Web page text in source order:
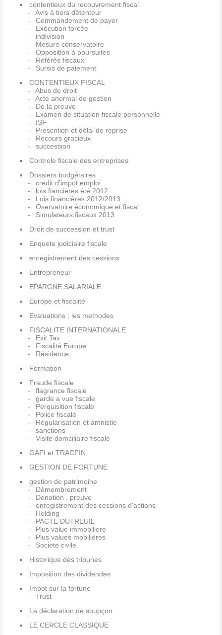
contentieux du recouvrement fiscal
Avis à tiers détenteur
Commandement de payer
Exécution forcée
indivision
Mesure conservatoire
Opposition à poursuites
Référés fiscaux
Sursis de paiement
CONTENTIEUX FISCAL
Abus de droit
Acte anormal de gestion
De la preuve
Examen de situation fiscale personnelle
ISF
Prescrition et délai de reprise
Recours gracieux
succession
Controle fiscale des entreprises
Dossiers budgétaires
credit d'impot emploi
lois fiancières été 2012
Lois financières 2012/2013
Oservatoire économique et fiscal
Simulateurs fiscaux 2013
Droit de succession et trust
Enquete judiciaire fiscale
enregistrement des cessions
Entrepreneur
EPARGNE SALARIALE
Europe et fiscalité
Evaluations ; les methodes
FISCALITE INTERNATIONALE
Exit Tax
Fiscalité Europe
Résidence
Formation
Fraude fiscale
flagrance fiscale
garde a vue fiscale
Perquisition fiscale
Police fiscale
Régularisation et amnistie
sanctions
Visite domciliaire fiscale
GAFI et TRACFIN
GESTION DE FORTUNE
gestion de patrimoine
Démembrement
Donation , preuve
enregistrement des cessions d'actions
Holding
PACTE DUTREUIL
Plus value immobiliere
Plus values mobilières
Societe civile
Historique des tribunes
Imposition des dividendes
Impot sur la fortune
Trust
La déclaration de soupçon
LE CERCLE CLASSIQUE